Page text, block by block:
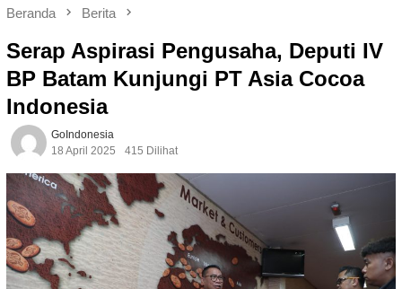
Beranda Berita
Serap Aspirasi Pengusaha, Deputi IV
BP Batam Kunjungi PT Asia Cocoa
Indonesia
GoIndonesia
18 April 2025
415 Dilihat